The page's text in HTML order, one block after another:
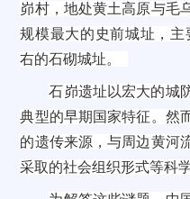
峁村，地处黄土高原与毛
规模最大的史前城址，主
右的石砌城址。
石峁遗址以宏大的城
典型的早期国家特征。然
的遗传来源，与周边黄河
采取的社会组织形式等科